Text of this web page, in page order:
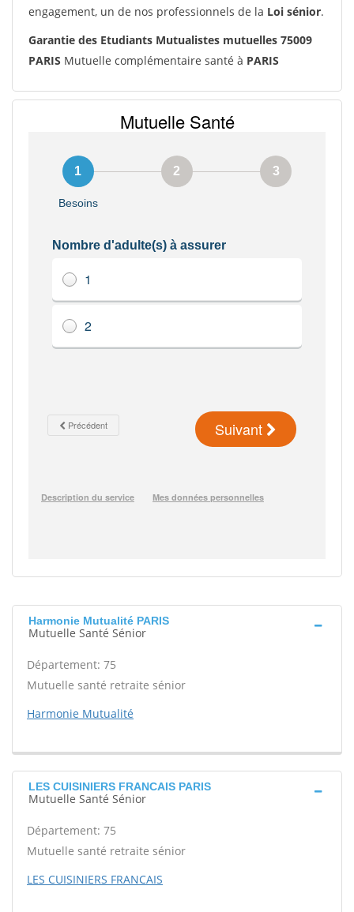
engagement, un de nos professionnels de la Loi sénior.
Garantie des Etudiants Mutualistes mutuelles 75009
PARIS Mutuelle complémentaire santé à PARIS
Harmonie Mutualité PARIS
Mutuelle Santé Sénior
Département: 75
Mutuelle santé retraite sénior
Harmonie Mutualité
LES CUISINIERS FRANCAIS PARIS
Mutuelle Santé Sénior
Département: 75
Mutuelle santé retraite sénior
LES CUISINIERS FRANCAIS